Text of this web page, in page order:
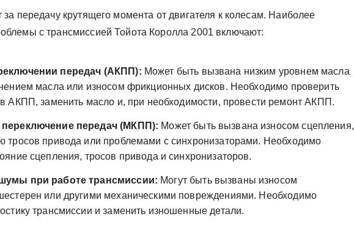
за передачу крутящего момента от двигателя к колесам. Наиболее
с трансмиссией Тойота Королла 2001 включают:
передач (АКПП): Может быть вызвана низким уровнем масла
масла или износом фрикционных дисков. Необходимо проверить
АКПП, заменить масло и, при необходимости, провести ремонт АКПП.
переключение передач (МКПП): Может быть вызвана износом сцепления,
тросов привода или проблемами с синхронизаторами. Необходимо
сцепления, тросов привода и синхронизаторов.
при работе трансмиссии: Могут быть вызваны износом
или другими механическими повреждениями. Необходимо
трансмиссии и заменить изношенные детали.